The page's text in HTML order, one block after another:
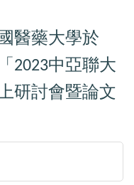
醫藥大學於
2023中亞聯大
研討會暨論文